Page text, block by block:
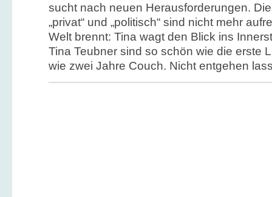
sucht nach neuen Herausforderungen.
„privat“ und „politisch“ sind nicht mehr
Welt brennt: Tina wagt den Blick ins
Tina Teubner sind so schön wie die erste
wie zwei Jahre Couch. Nicht entgehen